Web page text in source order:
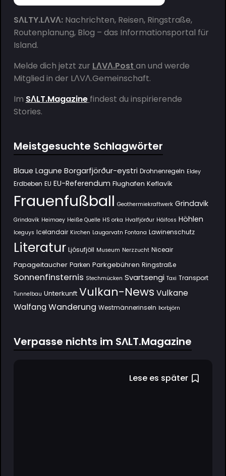
SΛLTY.LΛVΛ:Nachrichten, Reisen, Ringstraße,
Routenplanung, Blog – das Informationsportal für
Island.
Melde dich jetzt zur LΛVΛ.Post an und werde
Mitglied in der LΛVΛ.Gemeinschaft.
Im SΛLT.Magazine findest du inspirierende
Stories.
Meistgesuchte Schlagwörter
Blaue Lagune Borgarfjörður-eystri Drohnenregeln Eldey
Erdbeben EU EU-Referendum Flughafen Keflavík
Frauenfußball Geothermiekraftwerk Grindavik
Grindavík Heimaey Heiße Quelle HS orka Hvalfjörður Háifoss Höhlen
Iceguys Icelandair Kirchen Laugarvatn Fontana Lawinenschutz
Literatur Ljósufjöll Museum Nerzzucht Niceair
Papageitaucher Parken Parkgebühren Ringstraße
Sonnenfinsternis Stechmücken Svartsengi Taxi Transport
Tunnelbau Unterkunft Vulkan-News Vulkane
Walfang Wanderung Westmännerinseln Þorbjörn
Verpasse nichts im SΛLT.Magazine
Lese es später